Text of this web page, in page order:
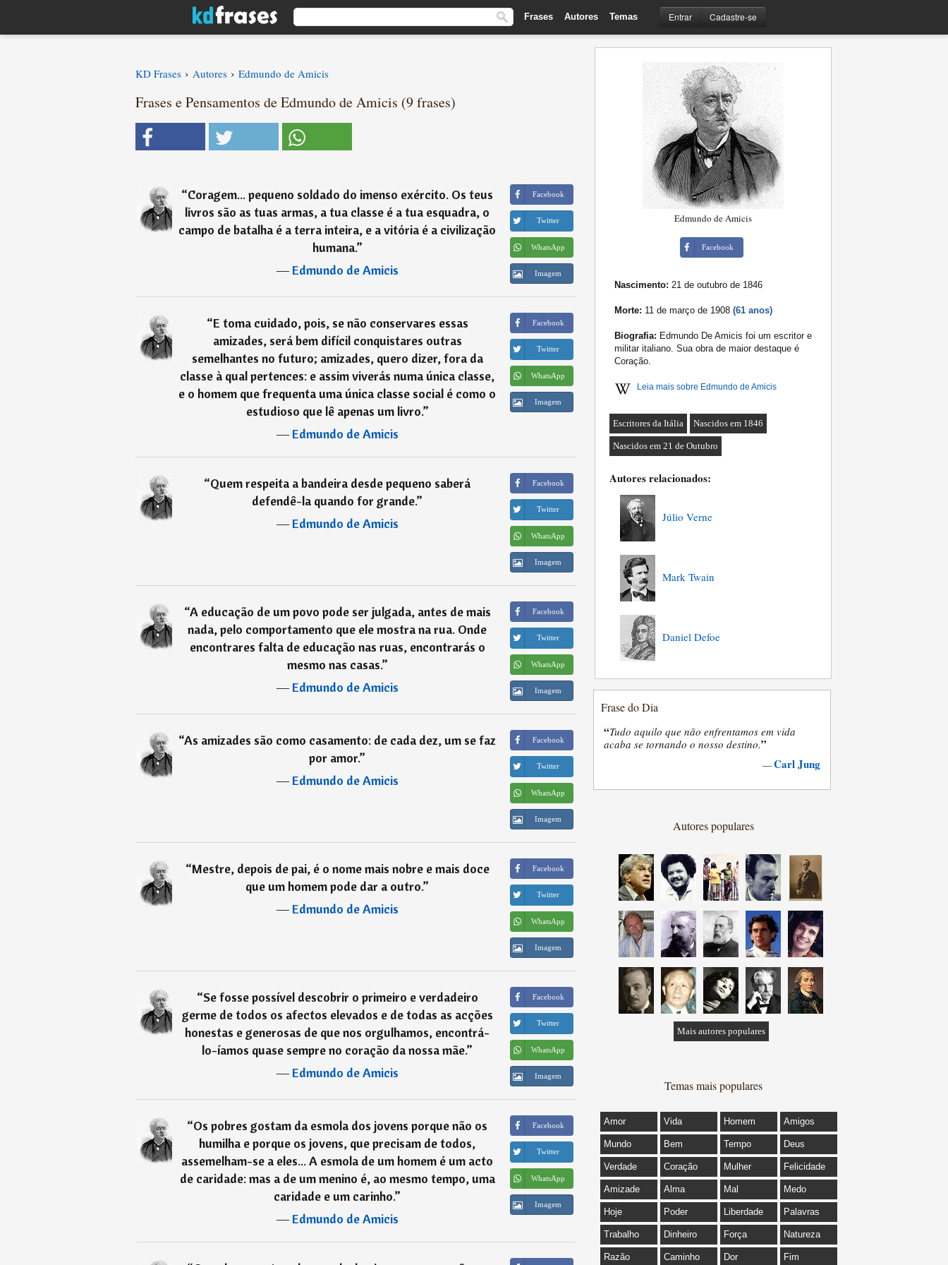
Frases Autores Temas Entrar Cadastre-se
KD Frases › Autores › Edmundo de Amicis
Frases e Pensamentos de Edmundo de Amicis (9 frases)
“Coragem... pequeno soldado do imenso exército. Os teus
livros são as tuas armas, a tua classe é a tua esquadra, o
campo de batalha é a terra inteira, e a vitória é a civilização
humana.”
―Edmundo de Amicis
Facebook
Twitter
WhatsApp
Imagem
“E toma cuidado, pois, se não conservares essas
amizades, será bem difícil conquistares outras
semelhantes no futuro; amizades, quero dizer, fora da
classe à qual pertences: e assim viverás numa única classe,
e o homem que frequenta uma única classe social é como o
estudioso que lê apenas um livro.”
―Edmundo de Amicis
Facebook
Twitter
WhatsApp
Imagem
“Quem respeita a bandeira desde pequeno saberá
defendê-la quando for grande.”
―Edmundo de Amicis
Facebook
Twitter
WhatsApp
Imagem
“A educação de um povo pode ser julgada, antes de mais
nada, pelo comportamento que ele mostra na rua. Onde
encontrares falta de educação nas ruas, encontrarás o
mesmo nas casas.”
―Edmundo de Amicis
Facebook
Twitter
WhatsApp
Imagem
“As amizades são como casamento: de cada dez, um se faz
por amor.”
―Edmundo de Amicis
Facebook
Twitter
WhatsApp
Imagem
“Mestre, depois de pai, é o nome mais nobre e mais doce
que um homem pode dar a outro.”
―Edmundo de Amicis
Facebook
Twitter
WhatsApp
Imagem
“Se fosse possível descobrir o primeiro e verdadeiro
germe de todos os afectos elevados e de todas as acções
honestas e generosas de que nos orgulhamos, encontrá-
lo-íamos quase sempre no coração da nossa mãe.”
―Edmundo de Amicis
Facebook
Twitter
WhatsApp
Imagem
“Os pobres gostam da esmola dos jovens porque não os
humilha e porque os jovens, que precisam de todos,
assemelham-se a eles... A esmola de um homem é um acto
de caridade: mas a de um menino é, ao mesmo tempo, uma
caridade e um carinho.”
―Edmundo de Amicis
Facebook
Twitter
WhatsApp
Imagem
Edmundo de Amicis
Facebook
Nascimento: 21 de outubro de 1846
Morte: 11 de março de 1908 (61 anos)
Biografia: Edmundo De Amicis foi um escritor e
militar italiano. Sua obra de maior destaque é
Coração.
Leia mais sobre Edmundo de Amicis
Escritores da Itália Nascidos em 1846
Nascidos em 21 de Outubro
Autores relacionados:
Júlio Verne
Mark Twain
Daniel Defoe
Frase do Dia
“Tudo aquilo que não enfrentamos em vida
acaba se tornando o nosso destino.”
—Carl Jung
Autores populares
Mais autores populares
Temas mais populares
Amor Vida Homem Amigos
Mundo Bem Tempo Deus
Verdade Coração Mulher Felicidade
Amizade Alma Mal Medo
Hoje Poder Liberdade Palavras
Trabalho Dinheiro Força Natureza
Razão Caminho Dor Fim